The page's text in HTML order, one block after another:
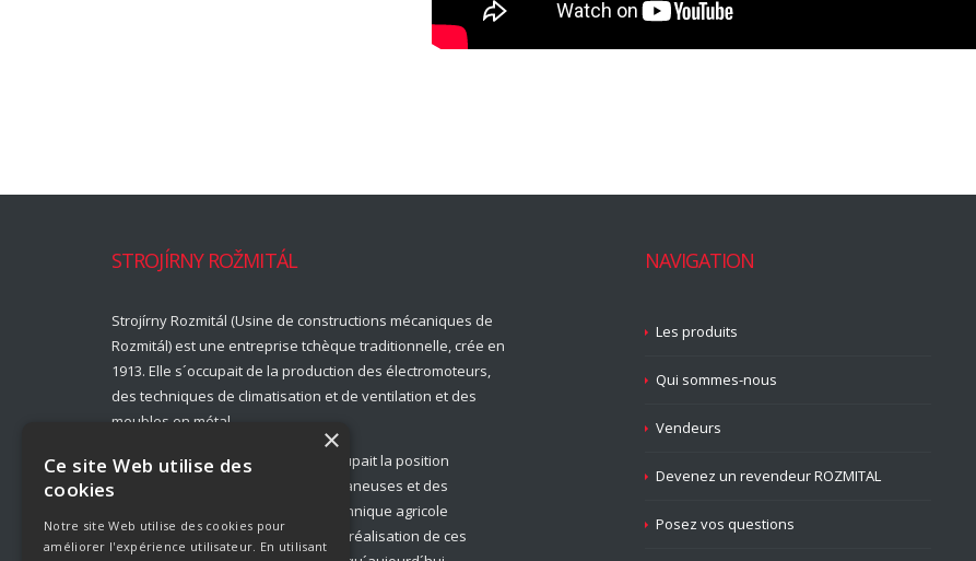
STROJÍRNY ROŽMITÁL
Strojírny Rozmitál (Usine de constructions mécaniques de
Rozmitál) est une entreprise tchèque traditionnelle, crée en
1913. Elle s´occupait de la production des électromoteurs,
des techniques de climatisation et de ventilation et des
meubles en métal.
Jusqu´à 1989, Strojírny Rozmitál occupait la position
monopole dans la production des faneuses et des
ramasseurs sur le marché de la technique agricole
tchèque et slovaque. Désormais, la réalisation de ces
NAVIGATION
Les produits
Qui sommes-nous
Vendeurs
Devenez un revendeur ROZMITAL
Posez vos questions
×
Ce site Web utilise des
cookies
Notre site Web utilise des cookies pour
améliorer l'expérience utilisateur. En utilisant